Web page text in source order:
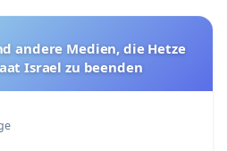
andere Medien, die Hetze
Israel zu beenden